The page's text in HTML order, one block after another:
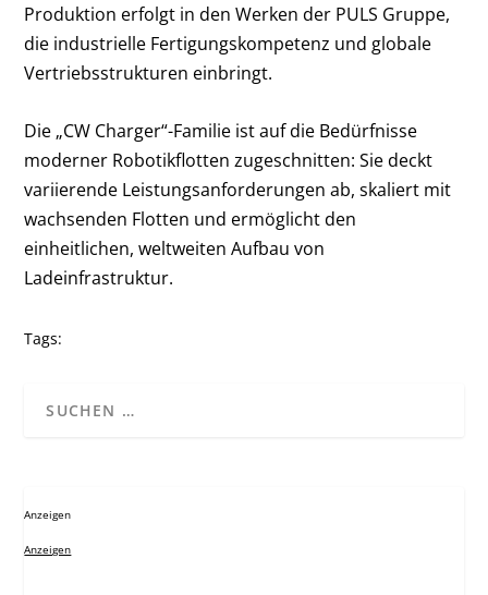
Produktion erfolgt in den Werken der PULS Gruppe,
die industrielle Fertigungskompetenz und globale
Vertriebsstrukturen einbringt.
Die „CW Charger“-Familie ist auf die Bedürfnisse
moderner Robotikflotten zugeschnitten: Sie deckt
variierende Leistungsanforderungen ab, skaliert mit
wachsenden Flotten und ermöglicht den
einheitlichen, weltweiten Aufbau von
Ladeinfrastruktur.
Tags:
Anzeigen
Anzeigen